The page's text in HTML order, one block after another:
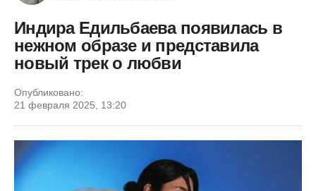
Индира Едильбаева появилась в
нежном образе и представила
новый трек о любви
Опубликовано:
21 февраля 2025, 13:20